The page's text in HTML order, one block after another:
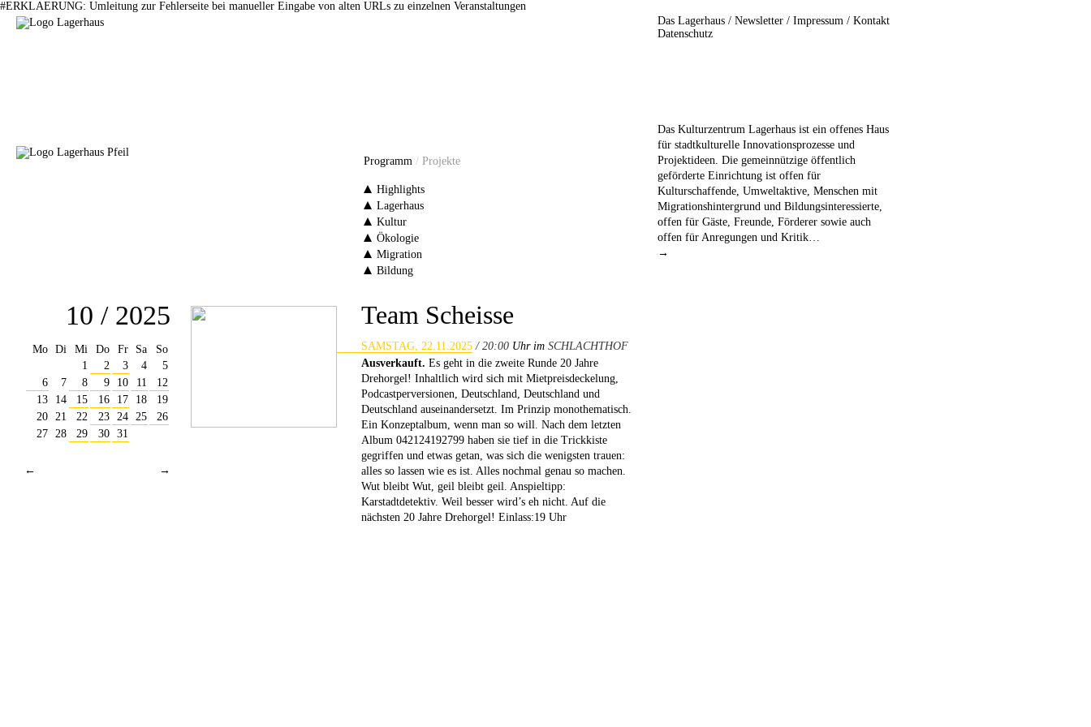
Das Lagerhaus / Newsletter / Impressum / Kontakt
Datenschutz
10 / 2025
Mo Di Mi Do Fr Sa
So
1
2 3 4
5
6
7 8 9 10 11
12
13
14 15 16 17 18
19
20 21 22 23 24 25
26
27 28 29 30 31
← →
Programm / Projekte
Das Kulturzentrum Lagerhaus ist ein offenes Haus
für stadtkulturelle Innovationsprozesse und
Projektideen. Die gemeinnützige öffentlich
geförderte Einrichtung ist offen für
Kulturschaffende, Umweltaktive, Menschen mit
Migrationshintergrund und Bildungsinteressierte,
offen für Gäste, Freunde, Förderer sowie auch
offen für Anregungen und Kritik…
→
Highlights
Lagerhaus
Kultur
Ökologie
Migration
Bildung
#ERKLAERUNG: Umleitung zur Fehlerseite bei manueller Eingabe von alten URLs zu einzelnen Veranstaltungen
Team Scheisse
SAMSTAG, 22.11.2025 / 20:00 Uhr im SCHLACHTHOF
Ausverkauft. Es geht in die zweite Runde 20 Jahre
Drehorgel! Inhaltlich wird sich mit Mietpreisdeckelung,
Podcastperversionen, Deutschland, Deutschland und
Deutschland auseinandersetzt. Im Prinzip monothematisch.
Ein Konzeptalbum, wenn man so will. Nach dem letzten
Album 042124192799 haben sie tief in die Trickkiste
gegriffen und etwas getan, was sich die wenigsten trauen:
alles so lassen wie es ist. Alles nochmal genau so machen.
Wut bleibt Wut, geil bleibt geil. Anspieltipp:
Karstadtdetektiv. Weil besser wird’s eh nicht. Auf die
nächsten 20 Jahre Drehorgel! Einlass:19 Uhr